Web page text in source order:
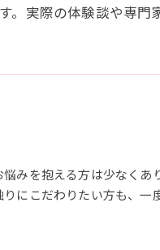
。実際の体験談や専
みを抱える方は少なく
にこだわりたい方も、一